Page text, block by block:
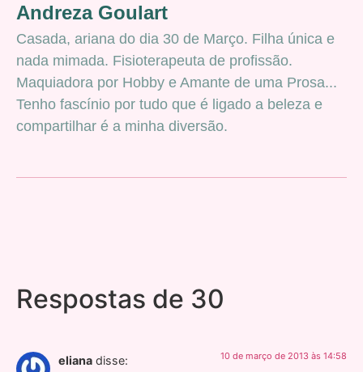
Andreza Goulart
Casada, ariana do dia 30 de Março. Filha única e
nada mimada. Fisioterapeuta de profissão.
Maquiadora por Hobby e Amante de uma Prosa...
Tenho fascínio por tudo que é ligado a beleza e
compartilhar é a minha diversão.
Respostas de 30
eliana disse: 10 de março de 2013 às 14:58